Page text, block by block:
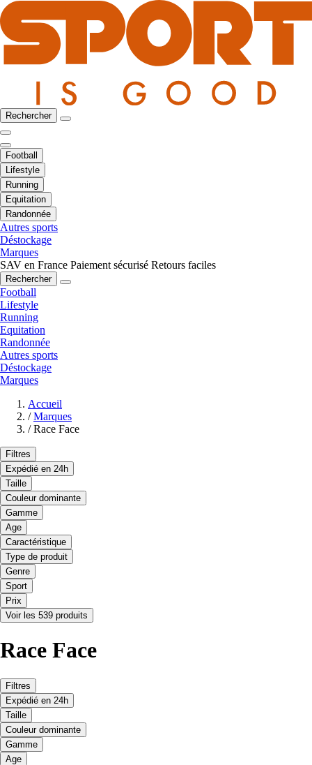
Rechercher
Football
Lifestyle
Running
Equitation
Randonnée
Autres sports
Déstockage
Marques
SAV en France Paiement sécurisé Retours faciles
Rechercher
Football
Lifestyle
Running
Equitation
Randonnée
Autres sports
Déstockage
Marques
Accueil
/ Marques
/ Race Face
Filtres
Expédié en 24h
Taille
Couleur dominante
Gamme
Age
Caractéristique
Type de produit
Genre
Sport
Prix
Voir les 539 produits
Race Face
Filtres
Expédié en 24h
Taille
Couleur dominante
Gamme
Age